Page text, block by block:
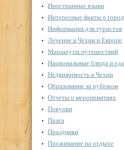
Иностранные языки
Интересные факты о
Информация для туристов
Лечение в Чехии и Европе
Маршруты путешествий
Национальные блюда и еда
Недвижимость в Чехии
Образование за рубежом
Отчеты о мероприятиях
Покупки
Прага
Праздники
Проживание на отдыхе